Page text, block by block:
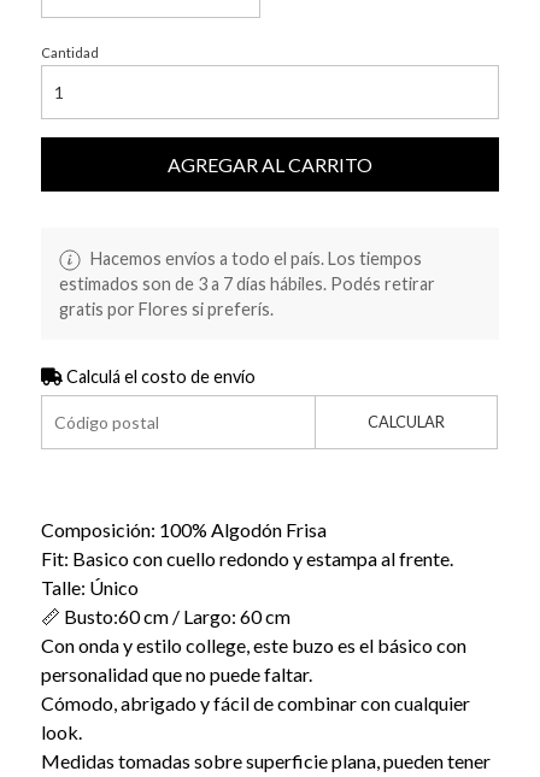
Cantidad
AGREGAR AL CARRITO
Hacemos envíos a todo el país. Los tiempos
estimados son de 3 a 7 días hábiles. Podés retirar
gratis por Flores si preferís.
Calculá el costo de envío
CALCULAR
Composición: 100% Algodón Frisa
Fit: Basico con cuello redondo y estampa al frente.
Talle: Único
📏 Busto:60 cm / Largo: 60 cm
Con onda y estilo college, este buzo es el básico con
personalidad que no puede faltar.
Cómodo, abrigado y fácil de combinar con cualquier
look.
Medidas tomadas sobre superficie plana, pueden tener